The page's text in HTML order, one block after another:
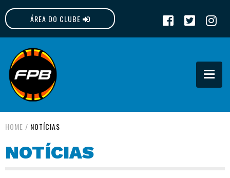
ÁREA DO CLUBE
FPB
HOME / NOTÍCIAS
NOTÍCIAS